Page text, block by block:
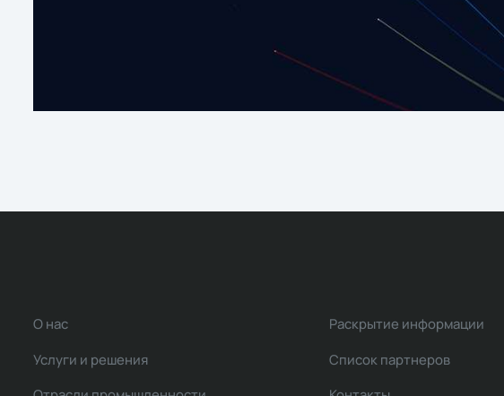
О нас
Услуги и решения
Раскрытие информации
Список партнеров